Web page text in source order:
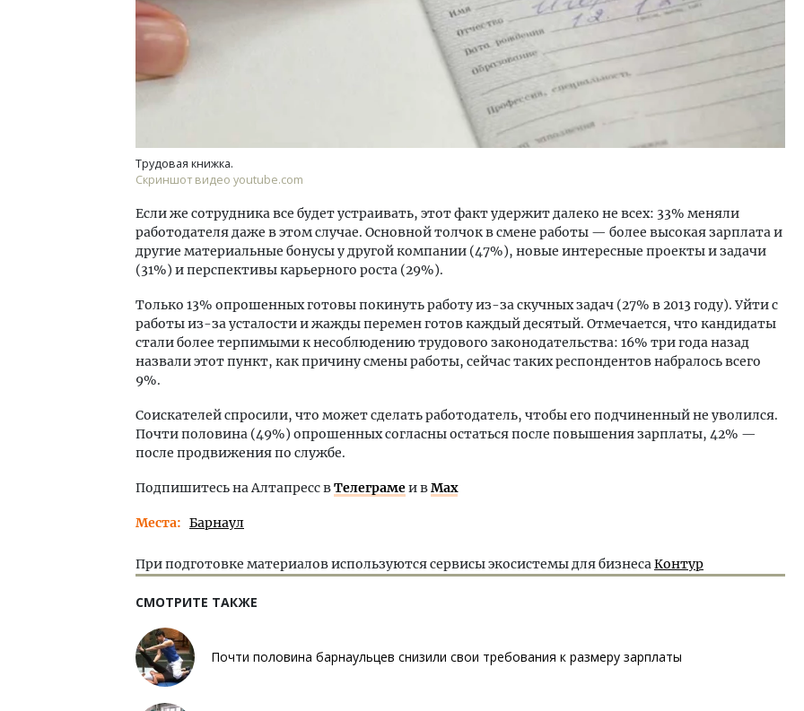
Трудовая книжка.
Скриншот видео youtube.com
Если же сотрудника все будет устраивать, этот факт удержит далеко не всех: 33% меняли
работодателя даже в этом случае. Основной толчок в смене работы — более высокая зарплата и
другие материальные бонусы у другой компании (47%), новые интересные проекты и задачи
(31%) и перспективы карьерного роста (29%).
Только 13% опрошенных готовы покинуть работу из-за скучных задач (27% в 2013 году). Уйти с
работы из-за усталости и жажды перемен готов каждый десятый. Отмечается, что кандидаты
стали более терпимыми к несоблюдению трудового законодательства: 16% три года назад
назвали этот пункт, как причину смены работы, сейчас таких респондентов набралось всего
9%.
Соискателей спросили, что может сделать работодатель, чтобы его подчиненный не уволился.
Почти половина (49%) опрошенных согласны остаться после повышения зарплаты, 42% —
после продвижения по службе.
Подпишитесь на Алтапресс вТелеграмеи вMax
Места Барнаул
При подготовке материалов используются сервисы экосистемы для бизнесаКонтур
СМОТРИТЕ ТАКЖЕ
Почти половина барнаульцев снизили свои требования к размеру зарплаты
Ищем новые берега. Гендиректор
«Жилищной инициативы» Юрий
Гатилов — о том, как девелоперу
оставаться на плаву, когда рынок
СТРОИТЕЛЬСТВО
Архитектурный код
земли. Мощение
плитами становится
стандартом
СТРОИТЕЛЬСТВО